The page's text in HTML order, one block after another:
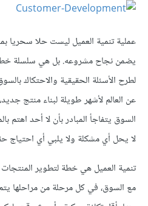
عملية تنمية العميل ليست حلا سحريا
يضمن نجاح مشروعه. بل هي سلسلة
لطرح الأسئلة الحقيقية والاحتكاك
عن العالم لأشهر طويلة لبناء منتج
السوق يتفاجأ المبادر بأن لا أحد اهتم
لا يحل أي مشكلة ولا يلبي أي احتياج
تنمية العميل هي خطة لتطوير
مع السوق، في كل مرحلة من مراحلها